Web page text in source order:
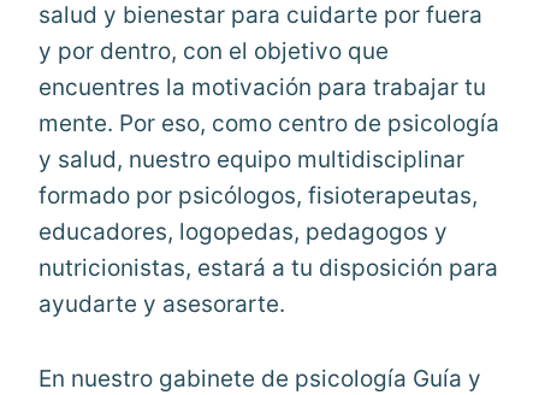
salud y bienestar para cuidarte por fuera
y por dentro, con el objetivo que
encuentres la motivación para trabajar tu
mente. Por eso, como centro de psicología
y salud, nuestro equipo multidisciplinar
formado por psicólogos, fisioterapeutas,
educadores, logopedas, pedagogos y
nutricionistas, estará a tu disposición para
ayudarte y asesorarte.
En nuestro gabinete de psicología Guía y